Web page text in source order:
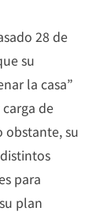
28 de
su
la casa”
de
obstante, su
para
plan